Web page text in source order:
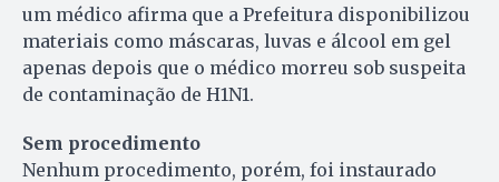
um médico afirma que a Pre­fei­tura disponibilizou
materiais co­mo máscaras, luvas e álcool em gel
apenas depois que o médico morreu sob sus­peita
de contaminação de H1N1.
Sem procedimento
Nenhum procedimento, po­rém, foi instaurado